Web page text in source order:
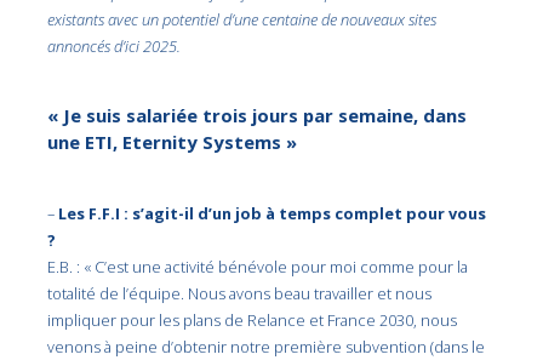
existants avec un potentiel d’une centaine de nouveaux sites
annoncés d’ici 2025.
« Je suis salariée trois jours par semaine, dans
une ETI, Eternity Systems »
– Les F.F.I : s’agit-il d’un job à temps complet pour vous
?
E.B. : « C’est une activité bénévole pour moi comme pour la
totalité de l’équipe. Nous avons beau travailler et nous
impliquer pour les plans de Relance et France 2030, nous
venons à peine d’obtenir notre première subvention (dans le